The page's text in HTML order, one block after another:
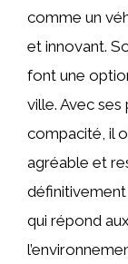
comme un
et innovant.
font une
ville. Avec
compacité, il
agréable et
qui répond